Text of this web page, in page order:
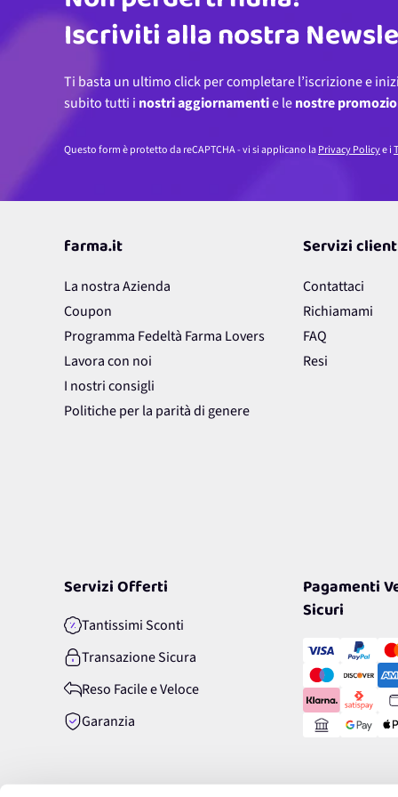
Iscriviti alla nostra
Ti basta un ultimo click per completare l’iscrizione e
subito tutti i nostri aggiornamentie lenostre
Questo form è protetto da reCAPTCHA - vi si applicano laPrivacy Policye i
farma.it
La nostra Azienda
Coupon
Programma Fedeltà Farma Lovers
Lavora con noi
I nostri consigli
Politiche per la parità di genere
Servizi
Contattaci
Richiamami
FAQ
Resi
Servizi Offerti
Tantissimi Sconti
Transazione Sicura
Reso Facile e Veloce
Garanzia
Pagamenti
Sicuri